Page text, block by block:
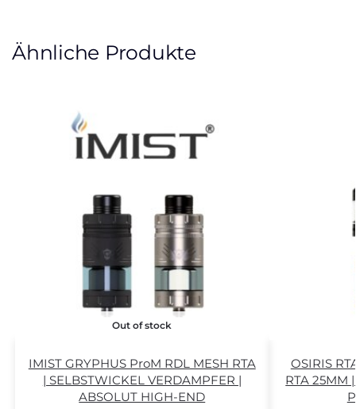
Ähnliche Produkte
Out of stock
IMIST GRYPHUS ProM RDL MESH RTA
| SELBSTWICKEL VERDAMPFER |
ABSOLUT HIGH-END
OSIRIS
RTA 25MM